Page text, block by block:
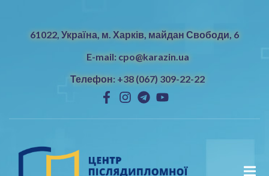
61022, Україна, м. Харків, майдан Свободи, 6
E-mail: cpo@karazin.ua
Телефон: +38 (067) 309-22-22